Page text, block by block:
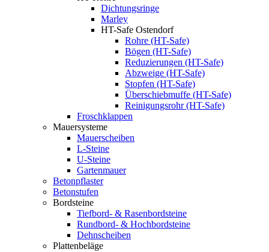
Dichtungsringe
Marley
HT-Safe Ostendorf
Rohre (HT-Safe)
Bögen (HT-Safe)
Reduzierungen (HT-Safe)
Abzweige (HT-Safe)
Stopfen (HT-Safe)
Überschiebmuffe (HT-Safe)
Reinigungsrohr (HT-Safe)
Froschklappen
Mauersysteme
Mauerscheiben
L-Steine
U-Steine
Gartenmauer
Betonpflaster
Betonstufen
Bordsteine
Tiefbord- & Rasenbordsteine
Rundbord- & Hochbordsteine
Dehnscheiben
Plattenbeläge